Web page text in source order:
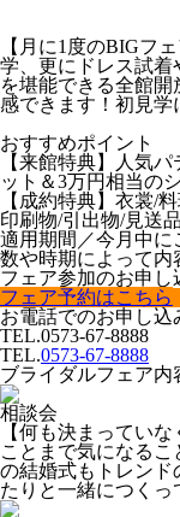
【月に1度のBIGフ
学、更にドレス試着
を堪能できる全館
感できます！初見学
おすすめポイント
【来館特典】人気
ット＆3万円相当の
【成約特典】衣裳/
印刷物/引出物/見送
適用期間／今月中
数や時期によって内
フェア参加のお申し
フェア予約はこちら
お電話でのお申し込
TEL.0573-67-8888
TEL.0573-67-8888
ブライダルフェア内
相談会
【何も決まってい
ことまで気になる
の結婚式もトレンド
たりと一緒につくっ